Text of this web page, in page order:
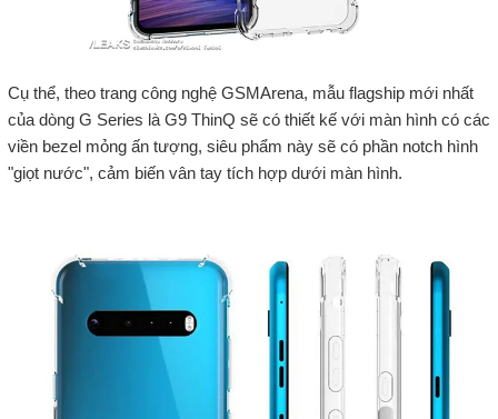
Cụ thể, theo trang công nghệ GSMArena, mẫu flagship mới nhất
của dòng G Series là G9 ThinQ sẽ có thiết kế với màn hình có các
viền bezel mỏng ấn tượng, siêu phẩm này sẽ có phần notch hình
"giọt nước", cảm biến vân tay tích hợp dưới màn hình.